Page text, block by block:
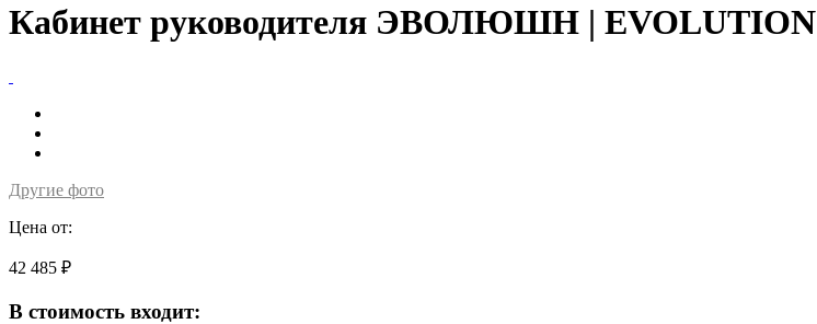
Кабинет руководителя ЭВОЛЮШН | EVOLUTION
Другие фото
Цена от:
42 485 ₽
В стоимость входит: